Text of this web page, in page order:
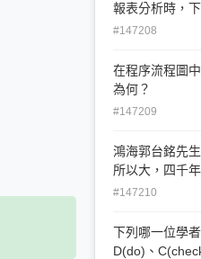
報表分析時，
高，表示公司
益比 ＝ 每股股
#147208
在程序流程圖
為何？
送 (C) 檢
#147209
鴻海郭台銘先
所以大，四千
了，絕對不是

行為理論 
#147210
下列哪一位學
D(do)、